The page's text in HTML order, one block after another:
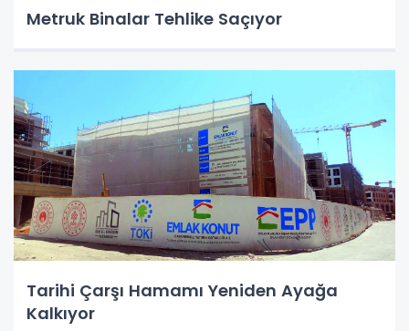
Metruk Binalar Tehlike Saçıyor
Tarihi Çarşı Hamamı Yeniden Ayağa
Kalkıyor